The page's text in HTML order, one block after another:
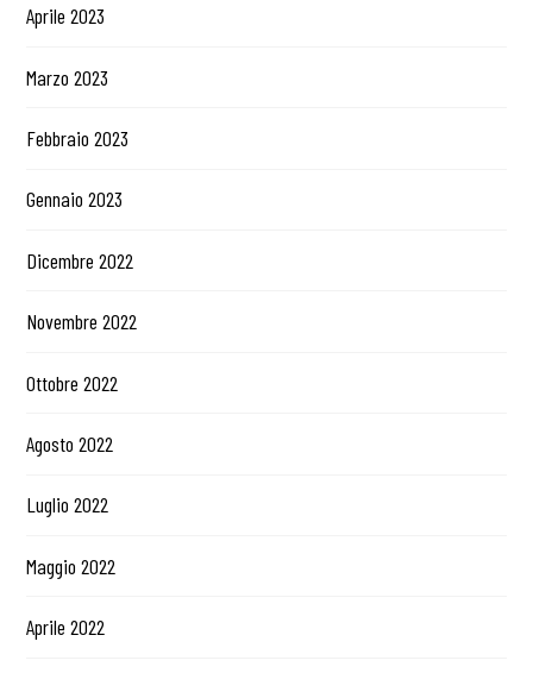
Aprile 2023
Marzo 2023
Febbraio 2023
Gennaio 2023
Dicembre 2022
Novembre 2022
Ottobre 2022
Agosto 2022
Luglio 2022
Maggio 2022
Aprile 2022